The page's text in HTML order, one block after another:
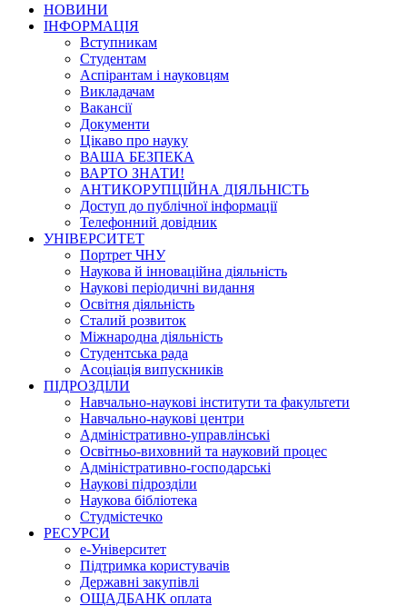
НОВИНИ
ІНФОРМАЦІЯ
Вступникам
Студентам
Аспірантам і науковцям
Викладачам
Вакансії
Документи
Цікаво про науку
ВАША БЕЗПЕКА
ВАРТО ЗНАТИ!
АНТИКОРУПЦІЙНА ДІЯЛЬНІСТЬ
Доступ до публічної інформації
Телефонний довідник
УНІВЕРСИТЕТ
Портрет ЧНУ
Наукова й інноваційна діяльність
Наукові періодичні видання
Освітня діяльність
Сталий розвиток
Міжнародна діяльність
Студентська рада
Асоціація випускників
ПІДРОЗДІЛИ
Навчально-наукові інститути та факультети
Навчально-наукові центри
Адміністративно-управлінські
Освітньо-виховний та науковий процес
Адміністративно-господарські
Наукові підрозділи
Наукова бібліотека
Студмістечко
РЕСУРСИ
е-Університет
Підтримка користувачів
Державні закупівлі
ОЩАДБАНК оплата